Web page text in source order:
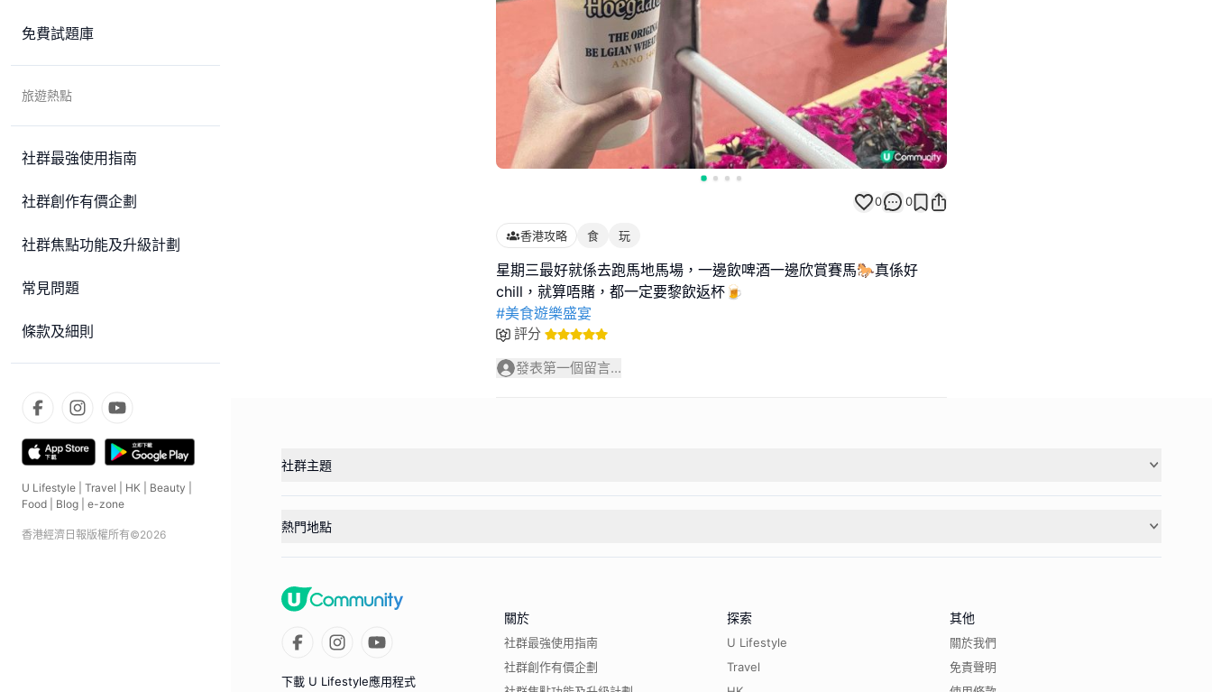
免費試題庫
旅遊熱點
社群最強使用指南
社群創作有價企劃
社群焦點功能及升級計劃
常見問題
條款及細則
U Lifestyle Travel HK Beauty
Food
Blog e-zone
香港經濟日報版權所有©2026
0 0
香港攻略 食 玩
星期三最好就係去跑馬地馬場，一邊飲啤酒一邊欣賞賽馬🐎真係好
#美食遊樂盛宴
評分
發表第一個留言...
社群主題
熱門地點
下載 U Lifestyle應用程式
關於
社群最強使用指南
社群創作有價企劃
探索
U Lifestyle
Travel
其他
關於我們
免責聲明